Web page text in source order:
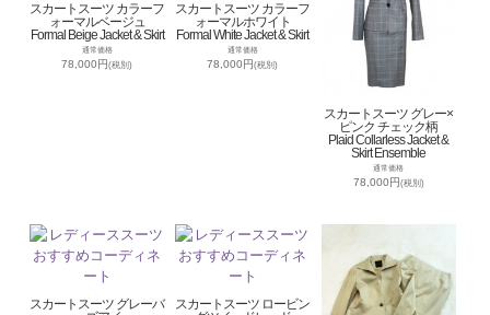
スカートスーツ カラーフ
ォーマルベージュ
Formal Beige Jacket & Skirt
通常価格
78,000円(税別)
スカートスーツ カラーフ
ォーマルホワイト
Formal White Jacket & Skirt
通常価格
78,000円(税別)
スカートスーツ グレー×
ピンク チェック柄
Plaid Collarless Jacket &
Skirt Ensemble
通常価格
78,000円 (税別)
スカートスーツ グレーバ
スカートスーツ ロービン